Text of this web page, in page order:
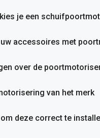
je een
uw accessoires met
over de
van het merk
deze correct te